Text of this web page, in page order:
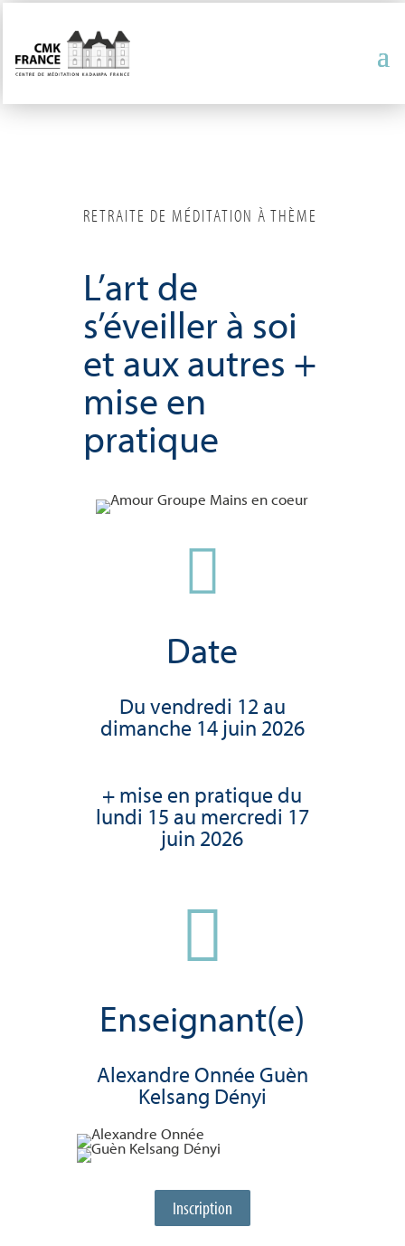
RETRAITE DE MÉDITATION À THÈME
L’art de
s’éveiller à soi
et aux autres +
mise en
pratique

Date
Du vendredi 12 au
dimanche 14 juin 2026
+ mise en pratique du
lundi 15 au mercredi 17
juin 2026

Enseignant(e)
Alexandre Onnée Guèn
Kelsang Dényi
Inscription